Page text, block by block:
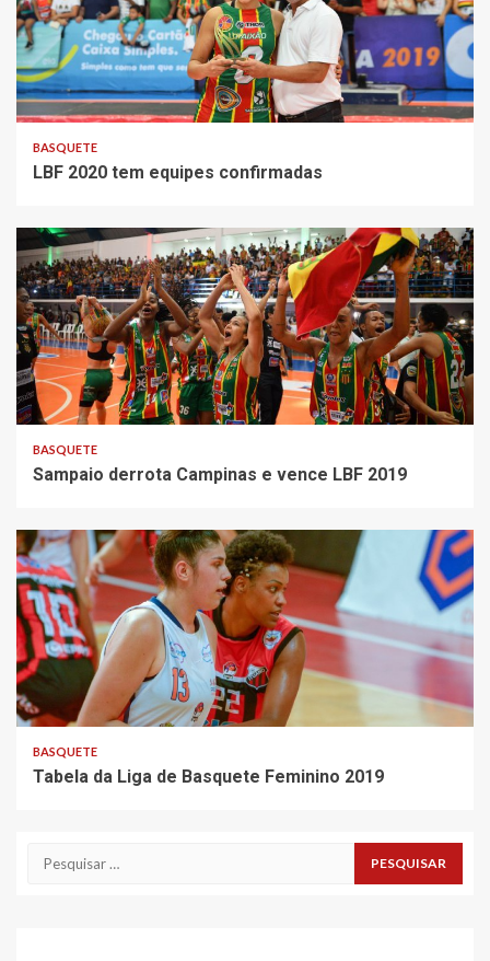
BASQUETE
LBF 2020 tem equipes confirmadas
BASQUETE
Sampaio derrota Campinas e vence LBF 2019
BASQUETE
Tabela da Liga de Basquete Feminino 2019
Pesquisar